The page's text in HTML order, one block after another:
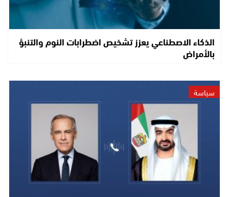
الذكاء الاصطناعي يعزز تشخيص اضطرابات النوم والتنبؤ
بالأمراض
سياسة